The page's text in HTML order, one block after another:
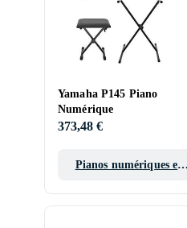
Yamaha P145 Piano
Numérique
373,48 €
Pianos numériques et